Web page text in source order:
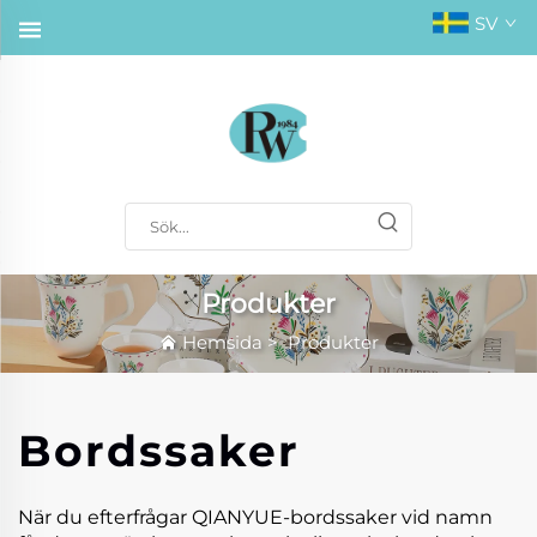
SV
Produkter
Hemsida>Produkter
Bordssaker
När du efterfrågar QIANYUE-bordssaker vid namn